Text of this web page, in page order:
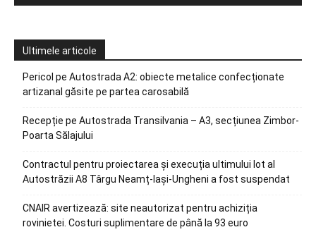
Ultimele articole
Pericol pe Autostrada A2: obiecte metalice confecționate
artizanal găsite pe partea carosabilă
Recepție pe Autostrada Transilvania – A3, secțiunea Zimbor-
Poarta Sălajului
Contractul pentru proiectarea și execuția ultimului lot al
Autostrăzii A8 Târgu Neamț-Iași-Ungheni a fost suspendat
CNAIR avertizează: site neautorizat pentru achiziția
rovinietei. Costuri suplimentare de până la 93 euro